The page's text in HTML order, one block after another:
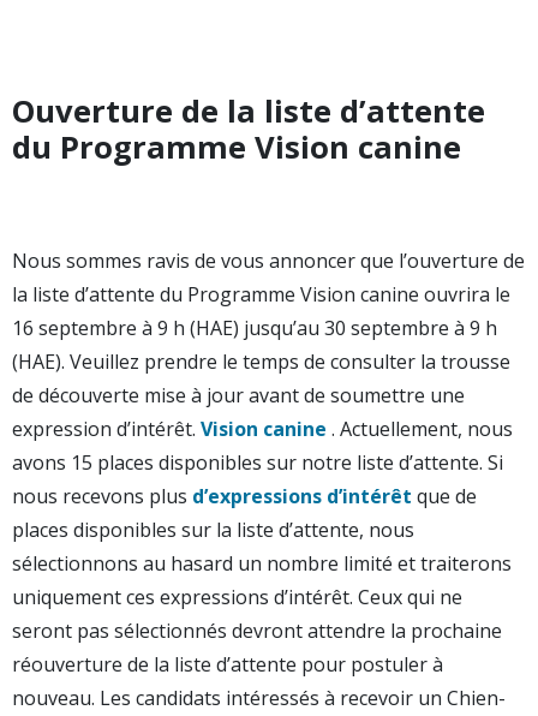
Ouverture de la liste d’attente
du Programme Vision canine
Nous sommes ravis de vous annoncer que l’ouverture de
la liste d’attente du Programme Vision canine ouvrira le
16 septembre à 9 h (HAE) jusqu’au 30 septembre à 9 h
(HAE). Veuillez prendre le temps de consulter la trousse
de découverte mise à jour avant de soumettre une
expression d’intérêt. Vision canine . Actuellement, nous
avons 15 places disponibles sur notre liste d’attente. Si
nous recevons plus d’expressions d’intérêt que de
places disponibles sur la liste d’attente, nous
sélectionnons au hasard un nombre limité et traiterons
uniquement ces expressions d’intérêt. Ceux qui ne
seront pas sélectionnés devront attendre la prochaine
réouverture de la liste d’attente pour postuler à
nouveau. Les candidats intéressés à recevoir un Chien-